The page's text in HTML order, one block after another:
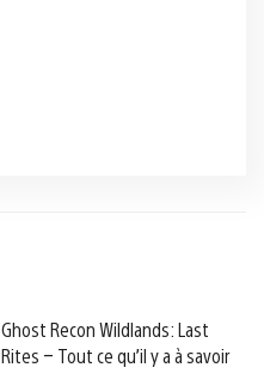
Ghost Recon Wildlands: Last
Rites – Tout ce qu’il y a à savoir